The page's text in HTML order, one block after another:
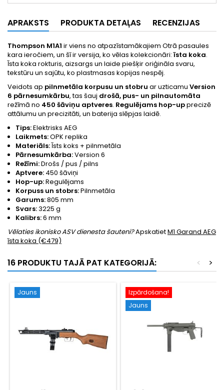
APRAKSTS PRODUKTA DETAĻAS RECENZIJAS
Thompson M1A1 ir viens no atpazīstamākajiem Otrā pasaules
kara ieročiem, un šī ir versija, ko vēlas kolekcionāri:īsta koka.
Īsta koka rokturis, aizsargs un laide piešķir oriģināla svaru,
tekstūru un sajūtu, ko plastmasas kopijas nespēj.
Veidots ap pilnmetāla korpusu un stobru ar uzticamu Version
6 pārnesumkārbu, tas šauj drošā, pus- un pilnautomāta
režīmā no 450 šāviņu aptveres. Regulējams hop-upprecizē
attālumu un precizitāti, un baterija slēpjas laidē.
Tips:Elektrisks AEG
Laikmets:OPK replika
Materiāls:Īsts koks + pilnmetāla
Pārnesumkārba:Version 6
Režīmi:Drošs / pus / pilns
Aptvere: 450 šāviņi
Hop-up:Regulējams
Korpuss un stobrs:Pilnmetāla
Garums:805 mm
Svars:3225 g
Kalibrs:6 mm
Vēlaties ikonisko ASV dienesta šauteni?ApskatietM1 Garand AEG
īsta koka (€479)
16 PRODUKTU TAJĀ PAT KATEGORIJĀ: >
<
Jauns
Izpārdošana!
Jauns